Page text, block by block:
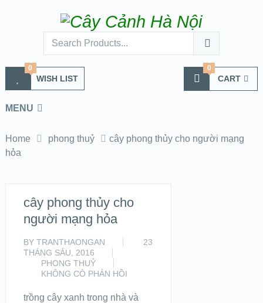
WISH LIST
0
CART
0
MENU
Home phong thuỷ
cây phong thủy cho người mạng
hỏa
cây phong thủy cho
người mạng hỏa
BY TRANTHAONGAN
23
THÁNG SÁU, 2016
PHONG THUỶ
KHÔNG CÓ PHẢN HỒI
trồng cây xanh trong nhà và